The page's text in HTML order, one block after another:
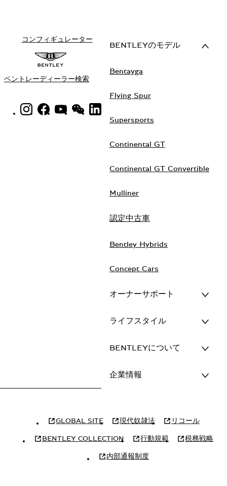
コンフィギュレーター
ベントレーディーラー検索
INSTAGRAM LOGO"
FACEBOOK LOGO"
YOUTUBE LOGO"
WECHAT LOGO"
BENTLEYのモデル
Bentayga
Flying Spur
Supersports
Continental GT
Continental GT Convertible
Mulliner
認定中古車
Bentley Hybrids
Concept Cars
オーナーサポート
ライフスタイル
BENTLEYについて
企業情報
GLOBAL SITE 現代奴隷法 リコール
BENTLEY COLLECTION 行動規範 税務戦略
内部通報制度